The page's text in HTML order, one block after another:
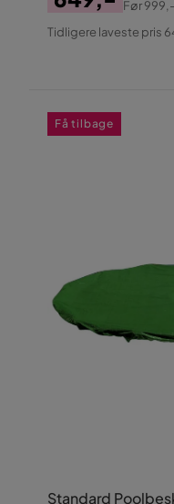
Pris
Original
Før999,-
Tidligere laveste pris
Standard
Få tilbage